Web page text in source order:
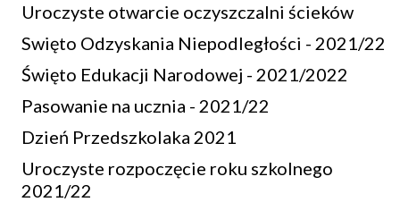
Uroczyste otwarcie oczyszczalni ścieków
Swięto Odzyskania Niepodległości - 2021/22
Święto Edukacji Narodowej - 2021/2022
Pasowanie na ucznia - 2021/22
Dzień Przedszkolaka 2021
Uroczyste rozpoczęcie roku szkolnego
2021/22